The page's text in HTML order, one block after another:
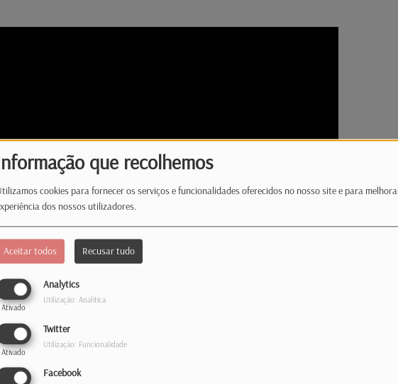
que recolhemos
cookies para fornecer os serviços e funcionalidades oferecidos no nosso site e para
dos nossos utilizadores.
Aceitar todos Recusar tudo
Analytics
Ativado
Utilização: Analítica
Twitter
Ativado
Utilização: Funcionalidade
Facebook
Portuguesas, Emídio Sousa, passou parte
um primeiro contacto com os portugueses que